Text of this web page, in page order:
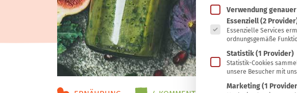
Verwendung
Es folgt eine Liste der
Essenziell(2
Essenzielle Services
ordnungsgemäße
Statistik(1 Provider)
Statistik-Cookies
unsere Besucher mit
Marketing(1